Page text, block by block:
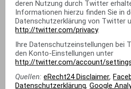
deren Nutzung durch Twitter
Informationen hierzu finden Sie in
Datenschutzerklärung von Twitter
http://twitter.com/privacy.
Ihre Datenschutzeinstellungen bei
den Konto-Einstellungen unter
http://twitter.com/account/
Quellen:eRecht24 Disclaimer,
Datenschutzerklärung,Google